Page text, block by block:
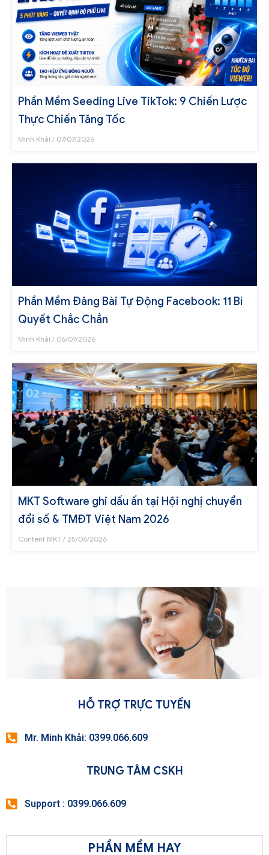
Phần Mềm Seeding Live TikTok: 9 Chiến Lược
Thực Chiến Tăng Tốc
Minh Khải 07/07/2026
Phần Mềm Đăng Bài Tự Động Facebook: 11 Bí
Quyết Chắc Chắn
Minh Khải 06/07/2026
MKT Software ghi dấu ấn tại Hội nghị chuyển
đổi số & TMĐT Việt Nam 2026
Content MKT 25/06/2026
HỖ TRỢ TRỰC TUYẾN
Mr. Minh Khải: 0399.066.609
TRUNG TÂM CSKH
Support : 0399.066.609
PHẦN MỀM HAY